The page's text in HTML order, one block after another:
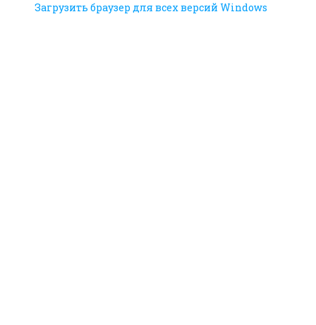
Загрузить браузер для всех версий Windows